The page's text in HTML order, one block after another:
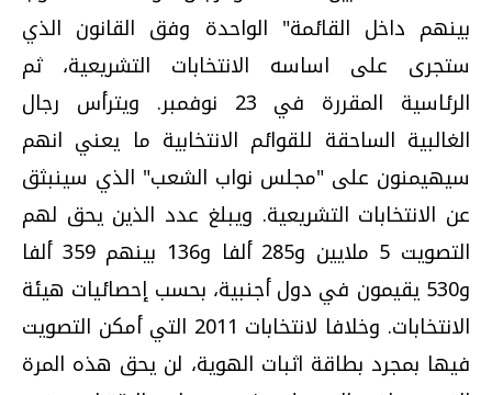
بينهم داخل القائمة" الواحدة وفق القانون الذي
ستجرى على اساسه الانتخابات التشريعية، ثم
الرئاسية المقررة في 23 نوفمبر. ويترأس رجال
الغالبية الساحقة للقوائم الانتخابية ما يعني انهم
سيهيمنون على "مجلس نواب الشعب" الذي سينبثق
عن الانتخابات التشريعية. ويبلغ عدد الذين يحق لهم
التصويت 5 ملايين و285 ألفا و136 بينهم 359 ألفا
و530 يقيمون في دول أجنبية، بحسب إحصائيات هيئة
الانتخابات. وخلافا لانتخابات 2011 التي أمكن التصويت
فيها بمجرد بطاقة اثبات الهوية، لن يحق هذه المرة